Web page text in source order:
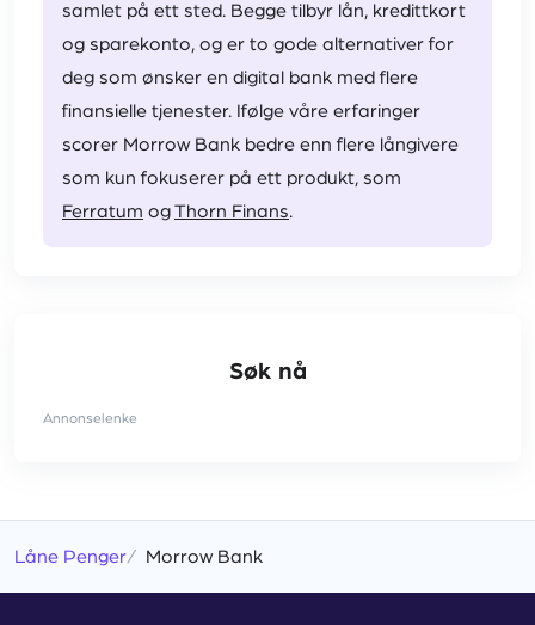
samlet på ett sted. Begge tilbyr lån, kredittkort
og sparekonto, og er to gode alternativer for
deg som ønsker en digital bank med flere
finansielle tjenester. Ifølge våre erfaringer
scorer Morrow Bank bedre enn flere långivere
som kun fokuserer på ett produkt, som
Ferratum ogThorn Finans.
Søk nå
Annonselenke
Låne Penger Morrow Bank